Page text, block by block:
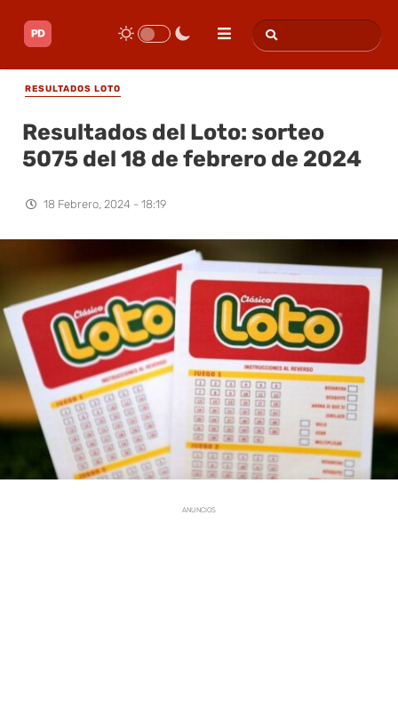
RESULTADOS LOTO
Resultados del Loto: sorteo
5075 del 18 de febrero de 2024
18 Febrero, 2024 - 18:19
ANUNCIOS